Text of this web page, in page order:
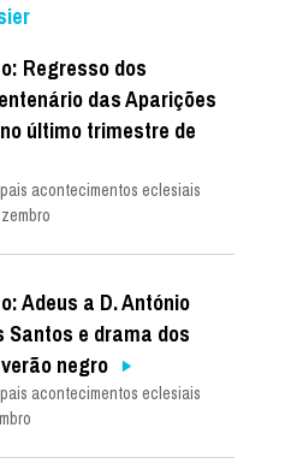
Regresso dos
das Aparições
último trimestre de
acontecimentos eclesiais
Adeus a D. António
Santos e drama dos
negro
acontecimentos eclesiais